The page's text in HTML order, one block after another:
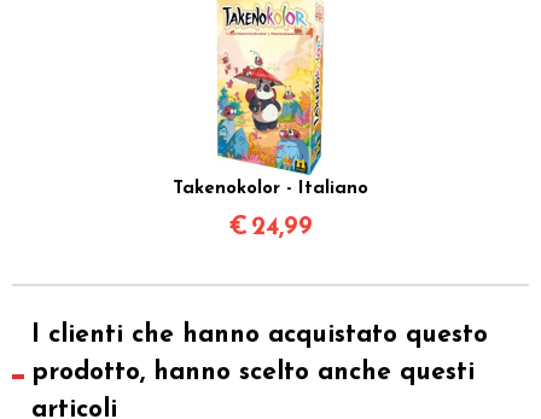
Takenokolor - Italiano
€ 24,99
I clienti che hanno acquistato questo
prodotto, hanno scelto anche questi
articoli